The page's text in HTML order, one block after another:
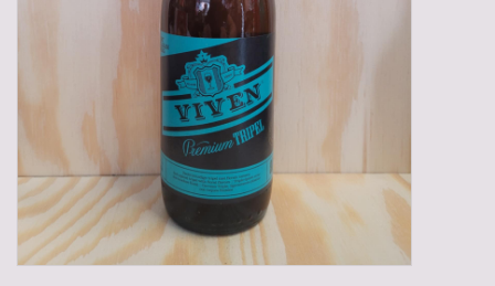
Lege kratten
Manden/Kratten
Mixdozen